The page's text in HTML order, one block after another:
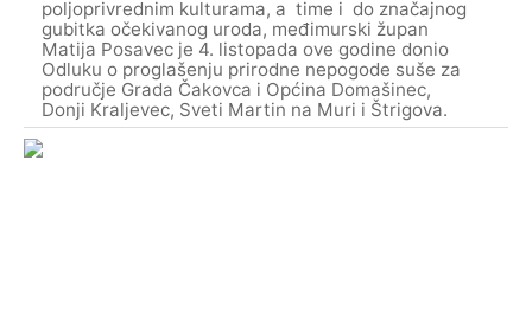
poljoprivrednim kulturama, a time i do značajnog
gubitka očekivanog uroda, međimurski župan
Matija Posavec je 4. listopada ove godine donio
Odluku o proglašenju prirodne nepogode suše za
područje Grada Čakovca i Općina Domašinec,
Donji Kraljevec, Sveti Martin na Muri i Štrigova.